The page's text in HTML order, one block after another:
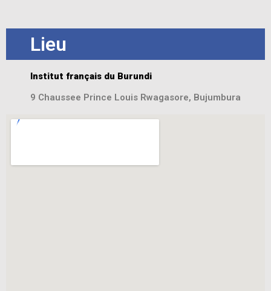
Lieu
Institut français du Burundi
9 Chaussee Prince Louis Rwagasore, Bujumbura